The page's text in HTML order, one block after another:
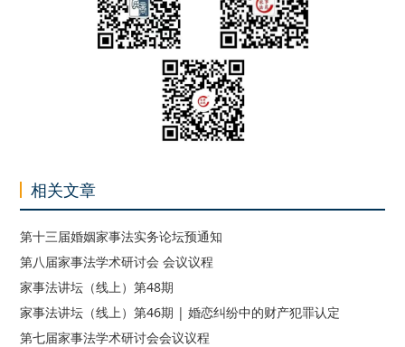
相关文章
第十三届婚姻家事法实务论坛预通知
第八届家事法学术研讨会 会议议程
家事法讲坛（线上）第48期
家事法讲坛（线上）第46期 | 婚恋纠纷中的财产犯罪认定
第七届家事法学术研讨会会议议程